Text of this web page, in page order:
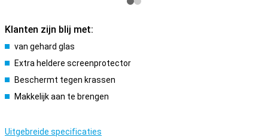
Klanten zijn blij met:
van gehard glas
Extra heldere screenprotector
Beschermt tegen krassen
Makkelijk aan te brengen
Uitgebreide specificaties